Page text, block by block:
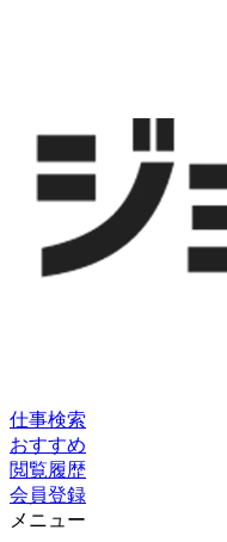
仕事検索
おすすめ
閲覧履歴
会員登録
メニュー